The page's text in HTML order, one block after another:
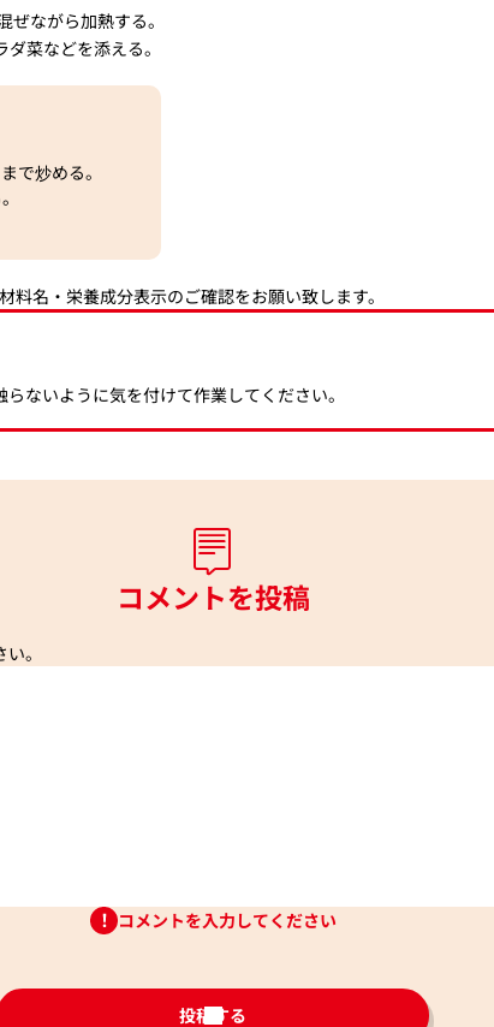
ながら加熱する。
菜などを添える。
で炒める。
名・栄養成分表示のご確認をお願い致します。
ないように気を付けて作業してください。
コメントを投稿
。
コメントを入力してください
投稿する